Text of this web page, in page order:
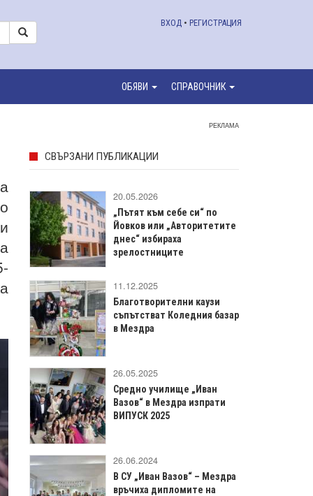
ВХОД • РЕГИСТРАЦИЯ
ОБЯВИ СПРАВОЧНИК
РЕКЛАМА
СВЪРЗАНИ ПУБЛИКАЦИИ
20.05.2026
„Пътят към себе си“ по
Йовков или „Авторитетите
днес“ избираха
зрелостниците
11.12.2025
Благотворителни каузи
съпътстват Коледния базар
в Мездра
26.05.2025
Средно училище „Иван
Вазов“ в Мездра изпрати
ВИПУСК 2025
26.06.2024
В СУ „Иван Вазов“ – Мездра
връчиха дипломите на